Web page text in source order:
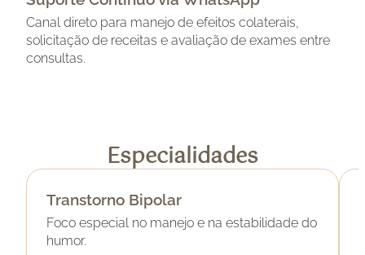
Canal direto para manejo de efeitos colaterais,
solicitação de receitas e avaliação de exames entre
consultas.
Especialidades
Transtorno Bipolar
Foco especial no manejo e na estabilidade do
humor.